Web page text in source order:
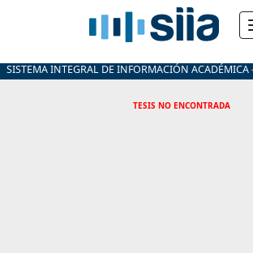
SISTEMA INTEGRAL DE INFORMACIÓN ACADÉMICA
TESIS NO ENCONTRADA